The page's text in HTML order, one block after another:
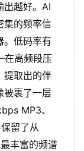
出越好。AI
集的频率信
。低码率有
高频段压
提取出的伴
被裹了一层
MP3、
留了从
丰富的频谱